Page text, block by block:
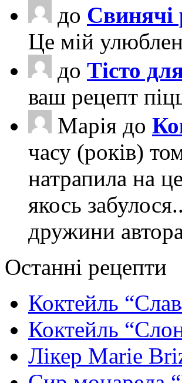
до Свинячі
Це мій
до Тісто
ваш рецепт
Марія до
часу (років)
натрапила на
якось
дружини
Останні рецепти
Коктейль
Коктейль
Лікер Marie